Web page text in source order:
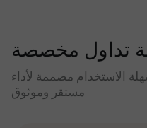
تداول مخصصة
الاستخدام مصممة لأداء
مستقر وموثوق